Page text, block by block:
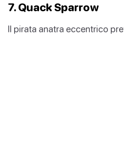
7. Quack Sparrow
Il pirata anatra eccentrico